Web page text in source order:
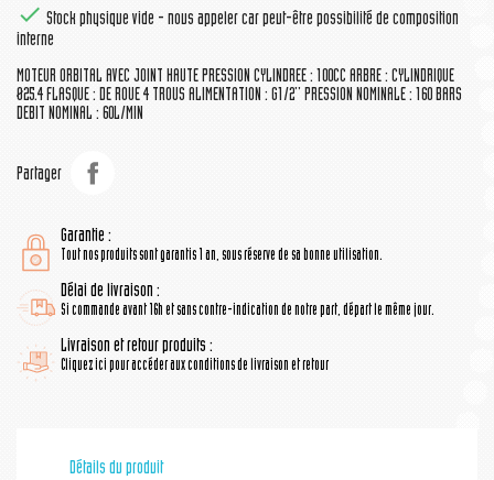
 Stock physique vide - nous appeler car peut-être possibilité de composition
interne
MOTEUR ORBITAL AVEC JOINT HAUTE PRESSION CYLINDREE : 100CC ARBRE : CYLINDRIQUE
Ø25.4 FLASQUE : DE ROUE 4 TROUS ALIMENTATION : G1/2'' PRESSION NOMINALE : 160 BARS
DEBIT NOMINAL : 60L/MIN
Partager
Garantie :
Tout nos produits sont garantis 1 an, sous réserve de sa bonne utilisation.
Délai de livraison :
Si commande avant 16h et sans contre-indication de notre part, départ le même jour.
Livraison et retour produits :
Cliquez ici pour accéder aux conditions de livraison et retour
Détails du produit